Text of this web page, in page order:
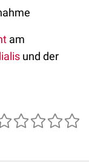
am
und der